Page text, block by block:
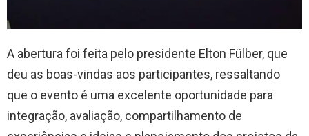
A abertura foi feita pelo presidente Elton Fülber, que
deu as boas-vindas aos participantes, ressaltando
que o evento é uma excelente oportunidade para
integração, avaliação, compartilhamento de